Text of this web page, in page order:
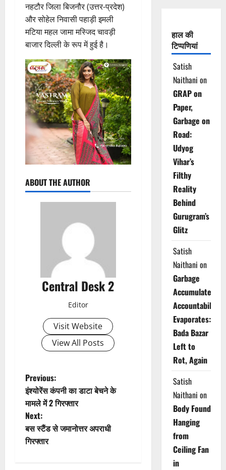
नहटौर जिला बिजनौर (उत्तर-प्रदेश)
और सोहेल निवासी पहाड़ी इमली
मटिया महल जामा मस्जिद चावड़ी
बाजार दिल्ली के रूप में हुई है।
ABOUT THE AUTHOR
Central Desk 2
Editor
Visit Website
View All Posts
P
o
s
t
Previous:
इंश्योरेंस कंपनी का डाटा बेचने के
मामले में 2 गिरफ्तार
Next:
बस स्टैंड से जमानोत्तर अपराधी
गिरफ्तार
हाल की
टिप्पणियां
Satish
Naithani on
GRAP on
Paper,
Garbage on
Road:
Udyog
Vihar’s
Filthy
Reality
Behind
Gurugram’s
Glitz
Satish
Naithani on
Garbage
Accumulates,
Accountability
Evaporates:
Bada Bazar
Left to
Rot, Again
Satish
Naithani on
Body Found
Hanging
from
Ceiling Fan
in